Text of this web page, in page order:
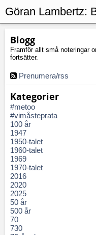
Blogg
Framför allt små noteringar
fortsätter.
Prenumera/rss
Kategorier
#metoo
#vimåsteprata
100 år
1947
1950-talet
1960-talet
1969
1970-talet
2016
2020
2025
50 år
500 år
70
730
Göran Lambertz:
Johannesson